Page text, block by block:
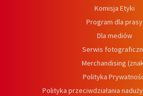
Komisja Etyki
Program dla prasy
Dla mediów
Serwis
Merchandising
Polityka
Polityka przeciwdziałania